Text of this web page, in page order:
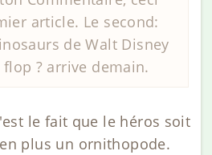
article. Le second:
de Walt Disney
? arrive demain.
le fait que le héros soit
plus un ornithopode.